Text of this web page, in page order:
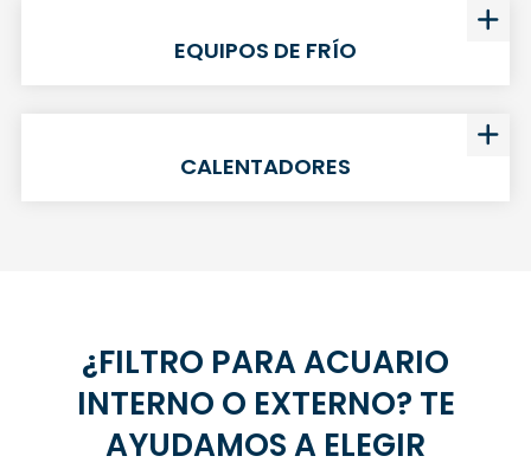
EQUIPOS DE FRÍO
CALENTADORES
¿FILTRO PARA ACUARIO
INTERNO O EXTERNO? TE
AYUDAMOS A ELEGIR